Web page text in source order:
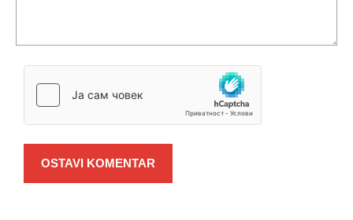
OSTAVI KOMENTAR